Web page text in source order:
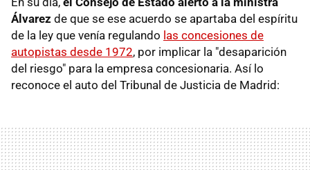
Álvarez de que se ese acuerdo se apartaba del espíritu
de la ley que venía regulando las concesiones de
autopistas desde 1972, por implicar la "desaparición
del riesgo" para la empresa concesionaria. Así lo
reconoce el auto del Tribunal de Justicia de Madrid: